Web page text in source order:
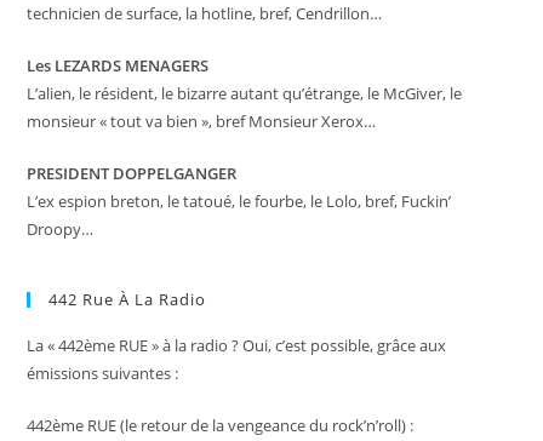
technicien de surface, la hotline, bref, Cendrillon…
Les LEZARDS MENAGERS
L’alien, le résident, le bizarre autant qu’étrange, le McGiver, le
monsieur « tout va bien », bref Monsieur Xerox…
PRESIDENT DOPPELGANGER
L’ex espion breton, le tatoué, le fourbe, le Lolo, bref, Fuckin’
Droopy…
442 Rue À La Radio
La « 442ème RUE » à la radio ? Oui, c’est possible, grâce aux
émissions suivantes :
442ème RUE (le retour de la vengeance du rock’n’roll) :